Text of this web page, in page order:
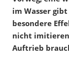
im Wasser
besondere
nicht
Auftrieb